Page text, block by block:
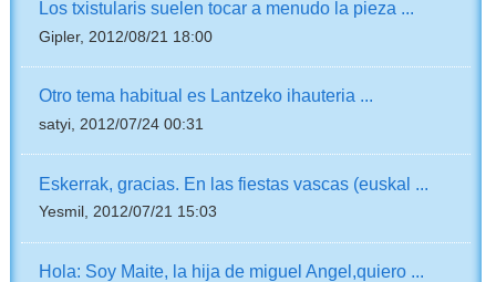
Los txistularis suelen tocar a menudo la pieza ...
Gipler, 2012/08/21 18:00
Otro tema habitual es Lantzeko ihauteria ...
satyi, 2012/07/24 00:31
Eskerrak, gracias. En las fiestas vascas (euskal ...
Yesmil, 2012/07/21 15:03
Hola: Soy Maite, la hija de miguel Angel,quiero ...